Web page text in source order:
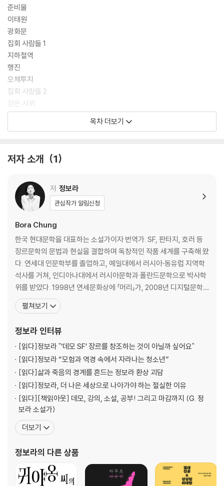
준비물
이태원
광화문
집회 사람들 1
지하철역
행진
오체투지
집회 사람들 2
검은 시위
만국의 노동자여 단결하라
목차 더보기
저자 소개 1
저 정보라
관심작가 알림신청
Bora Chung
한국 현대문학을 대표하는 소설가이자 번역가. SF, 판타지, 호러 등
장르문학의 문법과 현실을 결합하며 독창적인 작품 세계를 구축해 왔
다. 연세대 인문학부를 졸업하고, 예일대에서 러시아·동유럽 지역학
석사를 거쳐, 인디아나대에서 러시아문학과 폴란드문학으로 박사학
위를 받았다. 1998년 연세문화상에 「머리」가, 2008년 디지털문학
상 모바일 부문 우수상에 「호(狐)」가 당선되었으며, 2014년 「씨앗」
으로 제1회 SF어워드 단편 부문 우수상을 수상했다. 『저주토끼』로 2
미도서상 번역문학 부문 최종 후보에도 이름을
펼쳐보기
정보라 인터뷰
[읽다]정보라 "‘데모 SF’ 장르를 창조하는 것이 아닐까 싶어요"
[읽다]정보라 “모험과 역경 속에서 자라나는 청소년”
[읽다]삶과 죽음의 경계를 흔드는 정보라 환상 괴담
[읽다]정보라, 더 나은 세상으로 나아가야 하는 절실한 이유
[읽다][책읽아웃] 데모, 강의, 소설, 공부! 그리고 마감까지 (G. 정
보라 소설가)
더보기
정보라의 다른 상품